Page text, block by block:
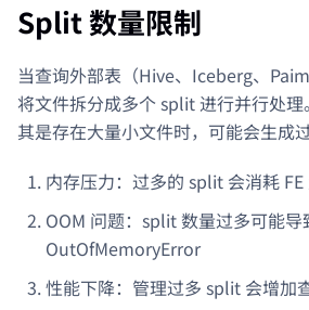
Split 数量限制
当查询外部表（Hive、Iceberg、
将文件拆分成多个 split 进行并行处
其是存在大量小文件时，可能会生成
内存压力：过多的 split 会消耗
OOM 问题：split 数量过多可能导
OutOfMemoryError
性能下降：管理过多 split 会增加